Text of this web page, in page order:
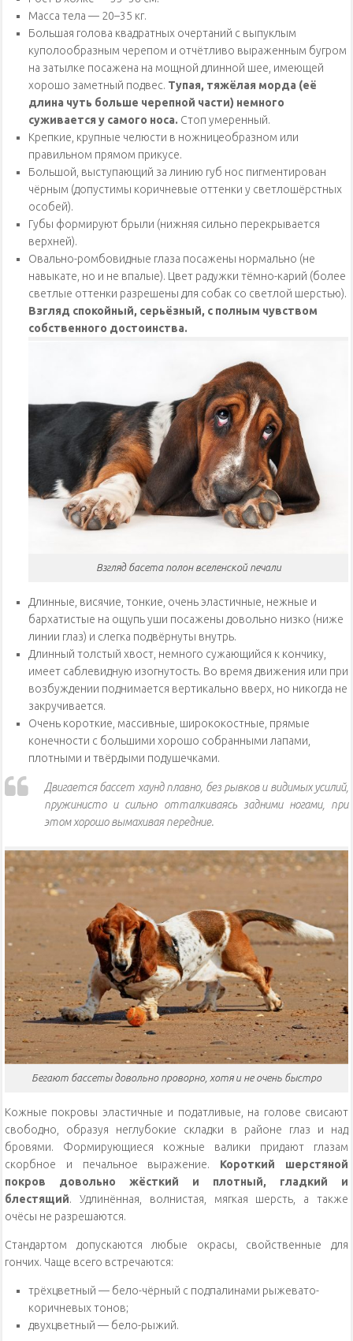
Масса тела — 20–35 кг.
Большая голова квадратных очертаний с выпуклым
куполообразным черепом и отчётливо выраженным бугром
на затылке посажена на мощной длинной шее, имеющей
хорошо заметный подвес. Тупая, тяжёлая морда (её
длина чуть больше черепной части) немного
суживается у самого носа. Стоп умеренный.
Крепкие, крупные челюсти в ножницеобразном или
правильном прямом прикусе.
Большой, выступающий за линию губ нос пигментирован
чёрным (допустимы коричневые оттенки у светлошёрстных
особей).
Губы формируют брыли (нижняя сильно перекрывается
верхней).
Овально-ромбовидные глаза посажены нормально (не
навыкате, но и не впалые). Цвет радужки тёмно-карий (более
светлые оттенки разрешены для собак со светлой шерстью).
Взгляд спокойный, серьёзный, с полным чувством
собственного достоинства.
Взгляд басета полон вселенской печали
Длинные, висячие, тонкие, очень эластичные, нежные и
бархатистые на ощупь уши посажены довольно низко (ниже
линии глаз) и слегка подвёрнуты внутрь.
Длинный толстый хвост, немного сужающийся к кончику,
имеет саблевидную изогнутость. Во время движения или при
возбуждении поднимается вертикально вверх, но никогда не
закручивается.
Очень короткие, массивные, ширококостные, прямые
конечности с большими хорошо собранными лапами,
плотными и твёрдыми подушечками.
Двигается бассет хаунд плавно, без рывков и видимых усилий,
пружинисто и сильно отталкиваясь задними ногами, при
этом хорошо вымахивая передние.
Бегают бассеты довольно проворно, хотя и не очень быстро
Кожные покровы эластичные и податливые, на голове свисают
свободно, образуя неглубокие складки в районе глаз и над
бровями. Формирующиеся кожные валики придают глазам
скорбное и печальное выражение. Короткий шерстяной
покров довольно жёсткий и плотный, гладкий и
блестящий. Удлинённая, волнистая, мягкая шерсть, а также
очёсы не разрешаются.
Стандартом допускаются любые окрасы, свойственные для
гончих. Чаще всего встречаются:
трёхцветный — бело-чёрный с подпалинами рыжевато-
коричневых тонов;
двухцветный — бело-рыжий.